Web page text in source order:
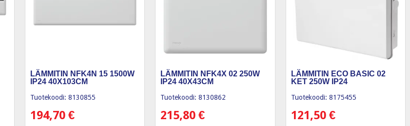
LÄMMITIN NFK4N 15 1500W
IP24 40X103CM
Tuotekoodi: 8130855
194,70€
LÄMMITIN NFK4X 02 250W
IP24 40X43CM
Tuotekoodi: 8130862
215,80€
LÄMMITIN ECO BASIC 02
KET 250W IP24
Tuotekoodi: 8175455
121,50 €